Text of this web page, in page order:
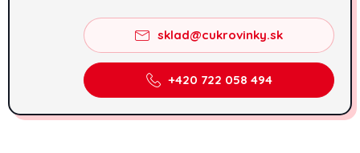
sklad@cukrovinky.sk
+420 722 058 494